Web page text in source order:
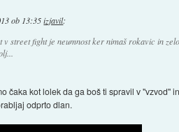
ob 13:35 izjavil:
v street fight je neumnost ker nimaš rokavic in
čaka kot lolek da ga boš ti spravil v "vzvod"
odprto dlan.